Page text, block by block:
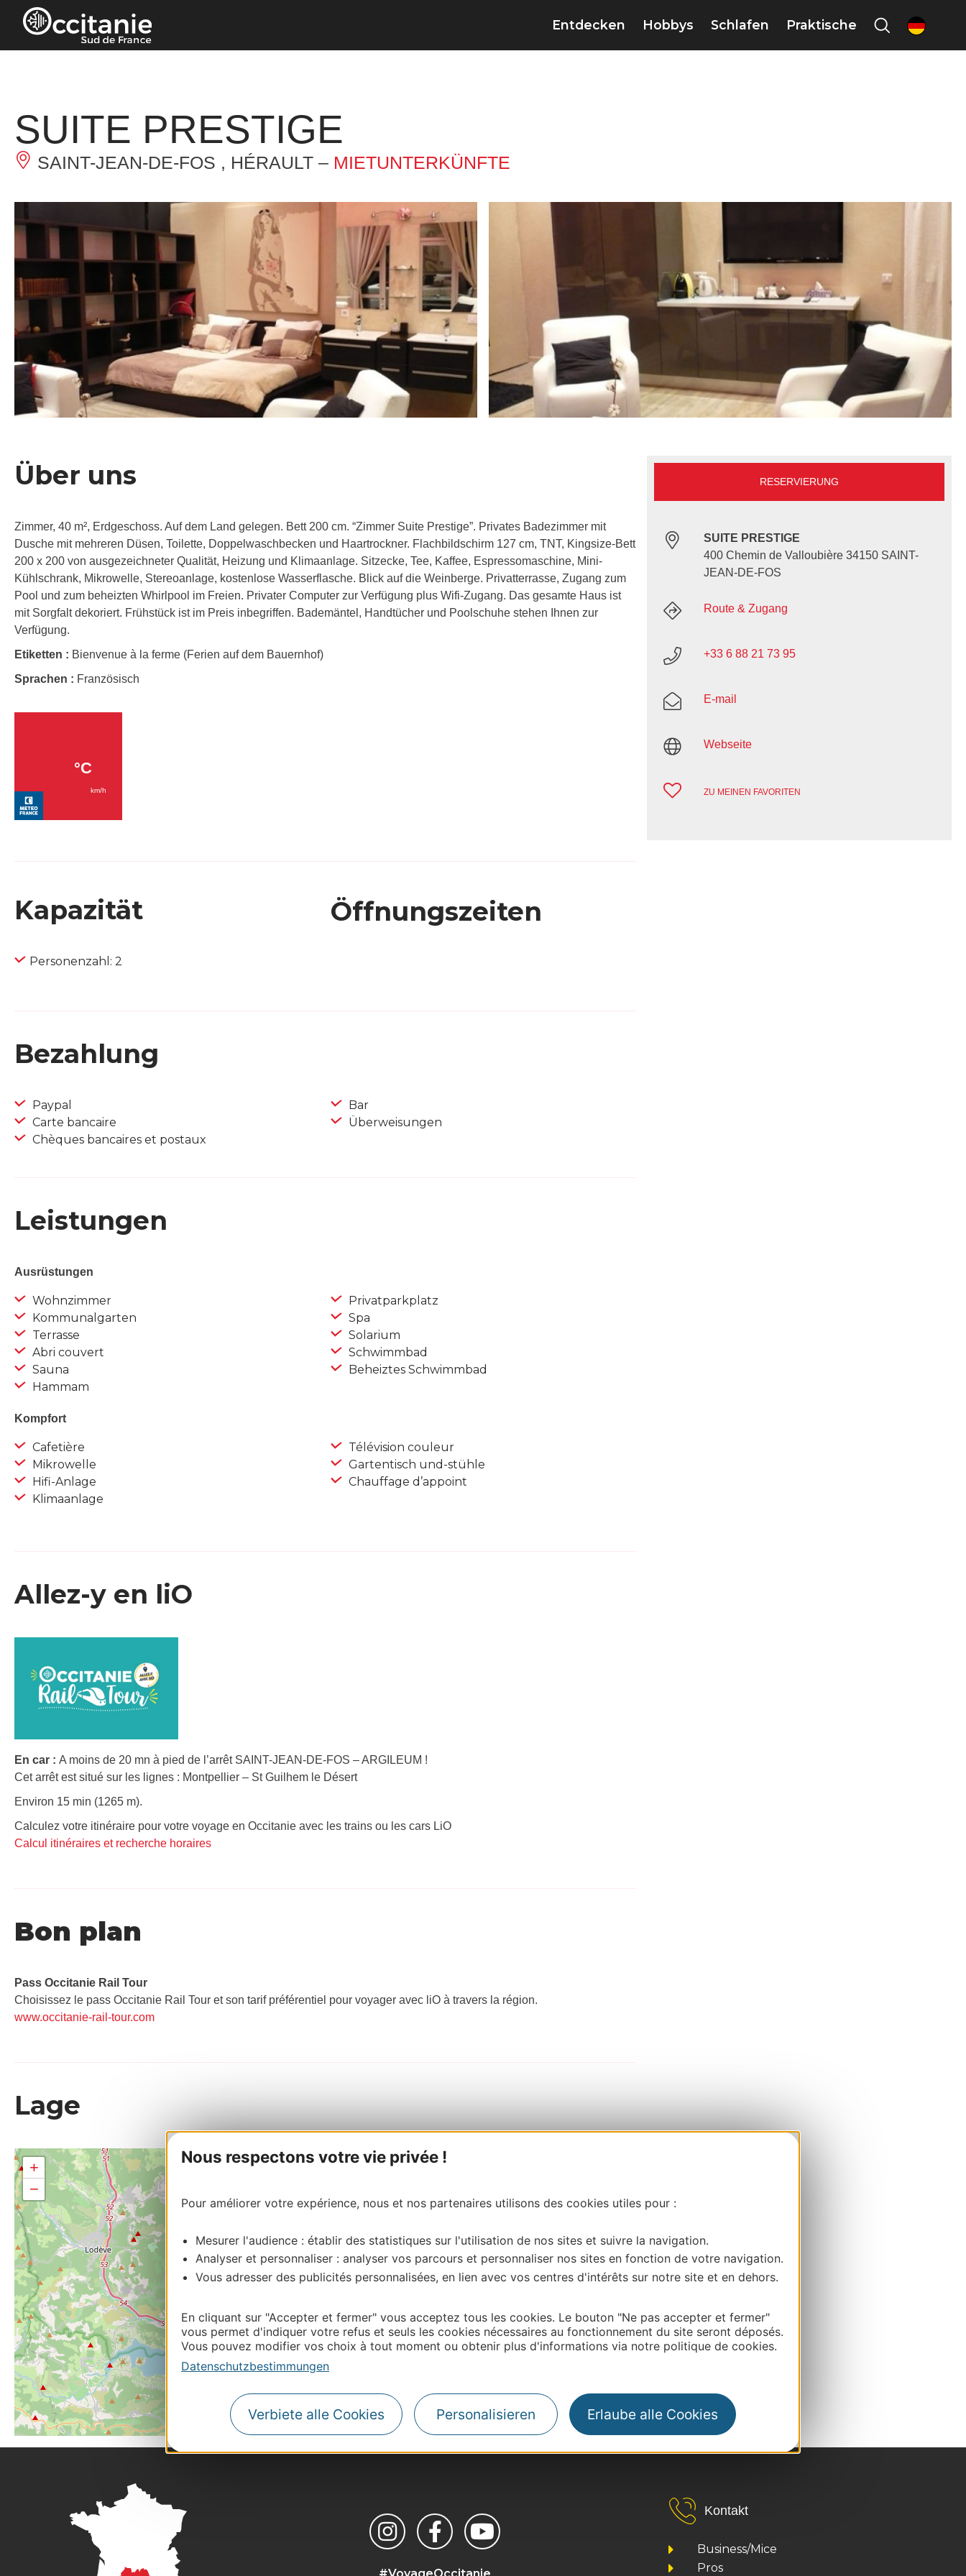
Cookie-Einstellungen
Nous respectons votre vie privée !
Pour améliorer votre expérience, nous et nos partenaires utilisons des cookies utiles pour :
Mesurer l'audience : établir des statistiques sur l'utilisation de nos sites et suivre la navigation.
Analyser et personnaliser : analyser vos parcours et personnaliser nos sites en fonction de votre navigation.
Vous adresser des publicités personnalisées, en lien avec vos centres d'intérêts sur notre site et en dehors.
En cliquant sur "Accepter et fermer" vous acceptez tous les cookies. Le bouton "Ne pas accepter et fermer"
vous permet d'indiquer votre refus et seuls les cookies nécessaires au fonctionnement du site seront déposés.
Vous pouvez modifier vos choix à tout moment ou obtenir plus d'informations via notre politique de cookies.
Datenschutzbestimmungen
Verbiete alle Cookies Personalisieren Erlaube alle Cookies
Entdecken Hobbys Schlafen Praktische de
SUITE PRESTIGE
SAINT-JEAN-DE-FOS , HÉRAULT – MIETUNTERKÜNFTE
Über uns
Zimmer, 40 m², Erdgeschoss. Auf dem Land gelegen. Bett 200 cm. “Zimmer Suite Prestige”. Privates Badezimmer mit
Dusche mit mehreren Düsen, Toilette, Doppelwaschbecken und Haartrockner. Flachbildschirm 127 cm, TNT, Kingsize-Bett
200 x 200 von ausgezeichneter Qualität, Heizung und Klimaanlage. Sitzecke, Tee, Kaffee, Espressomaschine, Mini-
Kühlschrank, Mikrowelle, Stereoanlage, kostenlose Wasserflasche. Blick auf die Weinberge. Privatterrasse, Zugang zum
Pool und zum beheizten Whirlpool im Freien. Privater Computer zur Verfügung plus Wifi-Zugang. Das gesamte Haus ist
mit Sorgfalt dekoriert. Frühstück ist im Preis inbegriffen. Bademäntel, Handtücher und Poolschuhe stehen Ihnen zur
Verfügung.
Etiketten : Bienvenue à la ferme (Ferien auf dem Bauernhof)
Sprachen : Französisch
Kapazität
Personenzahl: 2
Öffnungszeiten
Bezahlung
Paypal
Carte bancaire
Chèques bancaires et postaux
Bar
Überweisungen
Leistungen
Ausrüstungen
Wohnzimmer
Kommunalgarten
Terrasse
Abri couvert
Sauna
Hammam
Privatparkplatz
Spa
Solarium
Schwimmbad
Beheiztes Schwimmbad
Kompfort
Cafetière
Mikrowelle
Hifi-Anlage
Klimaanlage
Télévision couleur
Gartentisch und-stühle
Chauffage d’appoint
Allez-y en liO
En car : A moins de 20 mn à pied de l’arrêt SAINT-JEAN-DE-FOS – ARGILEUM !
Cet arrêt est situé sur les lignes : Montpellier – St Guilhem le Désert
Environ 15 min (1265 m).
Calculez votre itinéraire pour votre voyage en Occitanie avec les trains ou les cars LiO
Calcul itinéraires et recherche horaires
Bon plan
Pass Occitanie Rail Tour​
Choisissez le pass Occitanie Rail Tour et son tarif préférentiel pour voyager avec liO à travers la région.
www.occitanie-rail-tour.com
Lage
+
−
OpenStreetMap contributors
RESERVIERUNG
SUITE PRESTIGE
400 Chemin de Valloubière 34150 SAINT-
JEAN-DE-FOS
Route & Zugang
+33 6 88 21 73 95
E-mail
Webseite
ZU MEINEN FAVORITEN
Kontakt
Business/Mice
Pros